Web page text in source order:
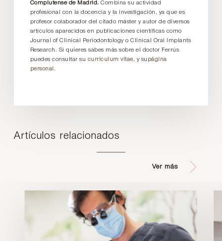
Complutense de Madrid. Combina su actividad
profesional con la docencia y la investigación, ya que es
profesor colaborador del citado máster y autor de diversos
artículos aparecidos en publicaciones científicas como
Journal of Clinical Periodontology o Clinical Oral Implants
Research. Si quieres sabes más sobre el doctor Ferrús
puedes consultar su curriculum vitae, y su página
personal.
Artículos relacionados
Ver más